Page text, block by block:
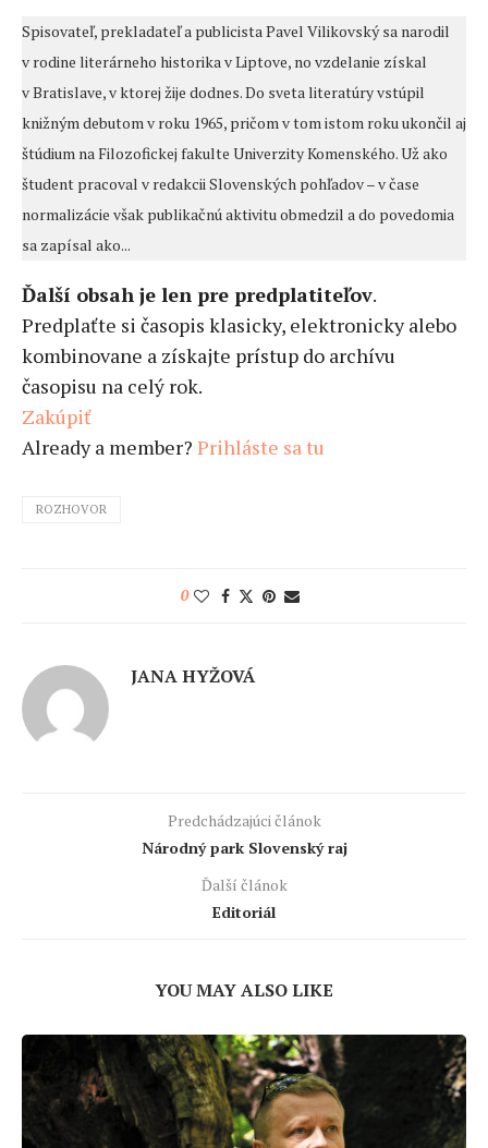
Spisovateľ, prekladateľ a publicista Pavel Vilikovský sa narodil
v rodine literárneho historika v Liptove, no vzdelanie získal
v Bratislave, v ktorej žije dodnes. Do sveta literatúry vstúpil
knižným debutom v roku 1965, pričom v tom istom roku ukončil aj
štúdium na Filozofickej fakulte Univerzity Komenského. Už ako
študent pracoval v redakcii Slovenských pohľadov – v čase
normalizácie však publikačnú aktivitu obmedzil a do povedomia
sa zapísal ako...
Ďalší obsah je len pre predplatiteľov.
Predplaťte si časopis klasicky, elektronicky alebo
kombinovane a získajte prístup do archívu
časopisu na celý rok.
Zakúpiť
Already a member? Prihláste sa tu
ROZHOVOR
0
JANA HYŽOVÁ
Predchádzajúci článok
Národný park Slovenský raj
Ďalší článok
Editoriál
YOU MAY ALSO LIKE